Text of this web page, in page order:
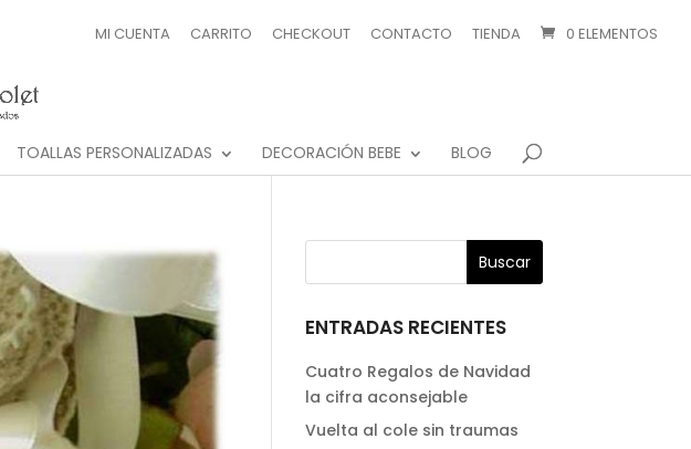
MI CUENTA CARRITO CHECKOUT CONTACTO TIENDA 0 ELEMENTOS
TOALLAS PERSONALIZADAS DECORACIÓN BEBE BLOG
ENTRADAS RECIENTES
Cuatro Regalos de Navidad
la cifra aconsejable
Vuelta al cole sin traumas